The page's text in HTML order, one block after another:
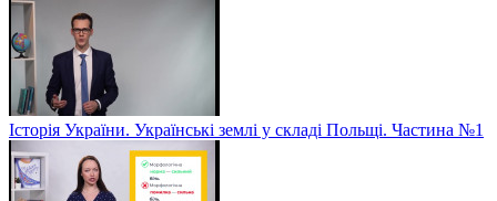
Історія України. Українські землі у складі Польщі. Частина №1